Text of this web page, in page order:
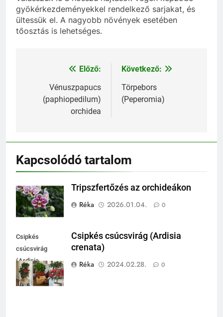
gyökérkezdeményekkel rendelkező sarjakat, és
ültessük el. A nagyobb növények esetében
tőosztás is lehetséges.
Bejegyzés
navigáció
Előző:
Vénuszpapucs
(paphiopedilum)
orchidea
Következő:
Törpebors
(Peperomia)
Kapcsolódó tartalom
Tripszfertőzés az orchideákon
Réka
2026.01.04. 0
Csipkés
csúcsvirág
(Ardisia
crenata)
Csipkés csúcsvirág (Ardisia
crenata)
Réka
2024.02.28. 0